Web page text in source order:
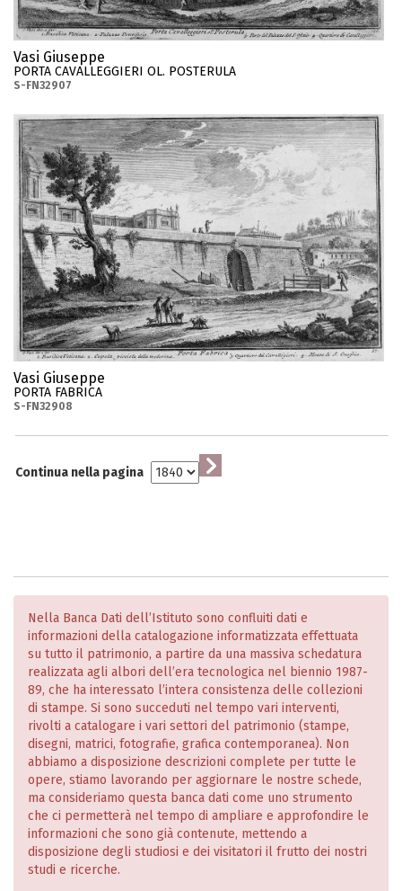
Vasi Giuseppe
PORTA CAVALLEGGIERI OL. POSTERULA
S-FN32907
Vasi Giuseppe
PORTA FABRICA
S-FN32908
Continua nella pagina
Nella Banca Dati dell’Istituto sono confluiti dati e
informazioni della catalogazione informatizzata effettuata
su tutto il patrimonio, a partire da una massiva schedatura
realizzata agli albori dell’era tecnologica nel biennio 1987-
89, che ha interessato l’intera consistenza delle collezioni
di stampe. Si sono succeduti nel tempo vari interventi,
rivolti a catalogare i vari settori del patrimonio (stampe,
disegni, matrici, fotografie, grafica contemporanea). Non
abbiamo a disposizione descrizioni complete per tutte le
opere, stiamo lavorando per aggiornare le nostre schede,
ma consideriamo questa banca dati come uno strumento
che ci permetterà nel tempo di ampliare e approfondire le
informazioni che sono già contenute, mettendo a
disposizione degli studiosi e dei visitatori il frutto dei nostri
studi e ricerche.